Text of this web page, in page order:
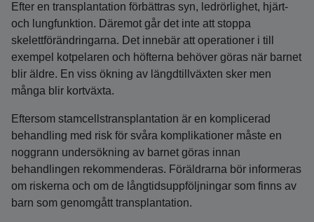
Efter en transplantation förbättras syn, ledrörlighet, hjärt-
och lungfunktion. Däremot går det inte att stoppa
skelettförändringarna. Det innebär att operationer i till
exempel kotpelaren och höfterna behöver göras när barnet
blir äldre. En viss ökning av längdtillväxten sker men
många blir kortväxta.
Eftersom stamcellstransplantation är en komplicerad
behandling med risk för svåra komplikationer måste en
noggrann undersökning av barnet göras innan
behandlingen rekommenderas. Föräldrarna bör informeras
om riskerna och om de långtidsuppföljningar som finns av
barn som genomgått transplantation.